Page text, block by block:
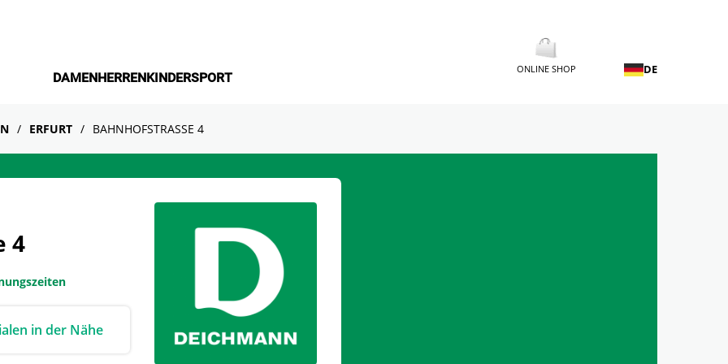
DAMENHERRENKINDERSPORT
ONLINE SHOP DE
ERFURT BAHNHOFSTRASSE 4
4
in der Nähe